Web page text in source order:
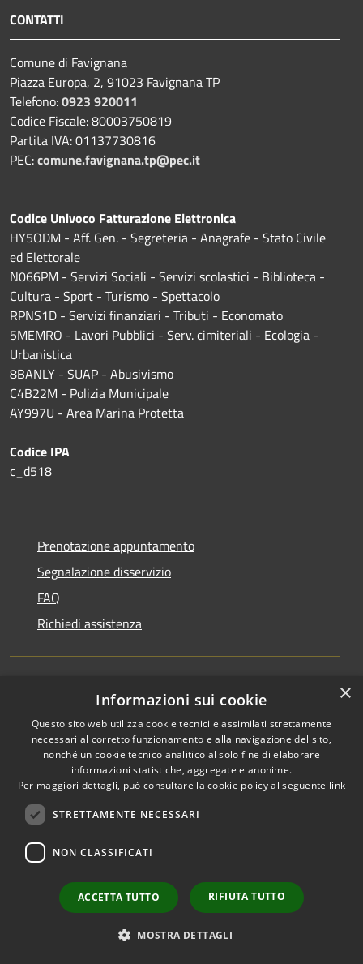
CONTATTI
Comune di Favignana
Piazza Europa, 2, 91023 Favignana TP
Telefono:0923 920011
Codice Fiscale: 80003750819
Partita IVA: 01137730816
PEC:comune.favignana.tp@pec.it
Codice Univoco Fatturazione Elettronica
HY5ODM - Aff. Gen. - Segreteria - Anagrafe - Stato Civile
ed Elettorale
N066PM - Servizi Sociali - Servizi scolastici - Biblioteca -
Cultura - Sport - Turismo - Spettacolo
RPNS1D - Servizi finanziari - Tributi - Economato
5MEMRO - Lavori Pubblici - Serv. cimiteriali - Ecologia -
Urbanistica
8BANLY - SUAP - Abusivismo
C4B22M - Polizia Municipale
AY997U - Area Marina Protetta
Codice IPA
c_d518
Prenotazione appuntamento
Segnalazione disservizio
FAQ
Richiedi assistenza
Amministrazione trasparente
Informativa privacy
Note legali
Dichiarazione di accessibilità
RSS
Accessibilità
Favignana • Powered by
Municipium•
Accesso
×
Informazioni sui cookie
Questo sito web utilizza cookie tecnici e assimilati strettamente
necessari al corretto funzionamento e alla navigazione del sito,
nonché un cookie tecnico analitico al solo fine di elaborare
informazioni statistiche, aggregate e anonime.
Per maggiori dettagli, può consultare la cookie policy al seguente link
STRETTAMENTE NECESSARI
NON CLASSIFICATI
ACCETTA TUTTO RIFIUTA TUTTO
MOSTRA DETTAGLI